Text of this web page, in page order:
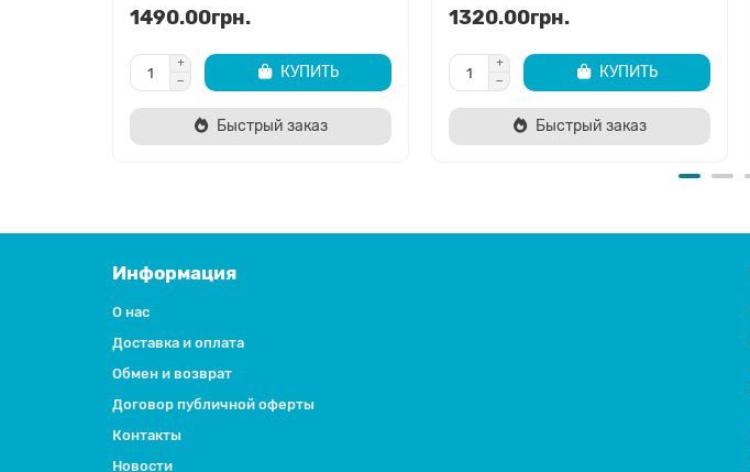
1490.00грн.
КУПИТЬ
Быстрый заказ
1320.00грн.
КУПИТЬ
Быстрый заказ
Информация
О нас
Доставка и оплата
Обмен и возврат
Договор публичной оферты
Контакты
Новости